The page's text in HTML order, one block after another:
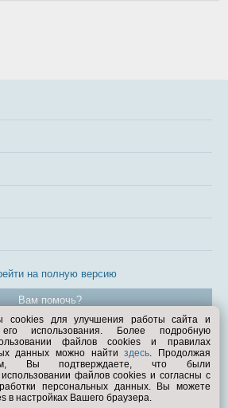
на полную версию
Вам помочь?
© Exist.ru 1998—2026
cookies для улучшения работы сайта и
использования. Более подробную
файлов cookies и правилах
данных можно найтиздесь. Продолжая
Вы подтверждаете, что были
файлов cookies и согласны с
персональных данных. Вы можете
в настройках Вашего браузера.